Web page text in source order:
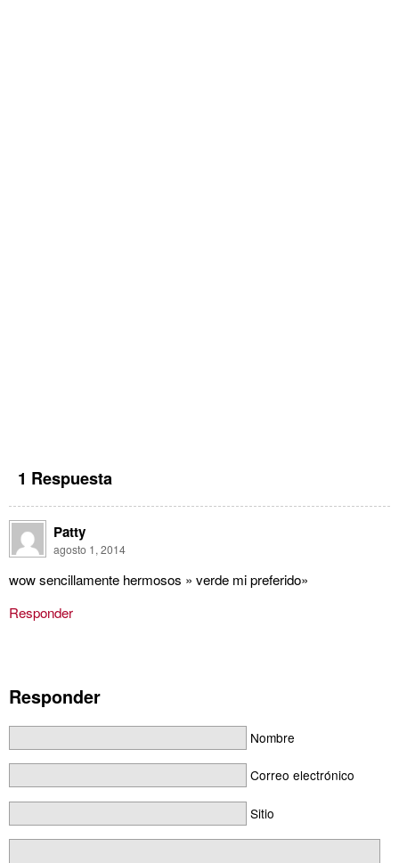
1 Respuesta
Patty
agosto 1, 2014
wow sencillamente hermosos » verde mi preferido»
Responder
Responder
Nombre
Correo electrónico
Sitio